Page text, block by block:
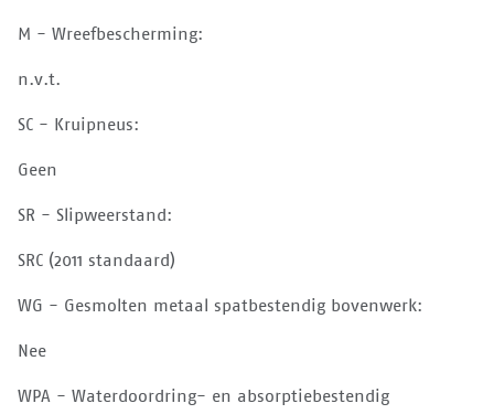
M - Wreefbescherming:
n.v.t.
SC - Kruipneus:
Geen
SR - Slipweerstand:
SRC (2011 standaard)
WG - Gesmolten metaal spatbestendig bovenwerk:
Nee
WPA - Waterdoordring- en absorptiebestendig